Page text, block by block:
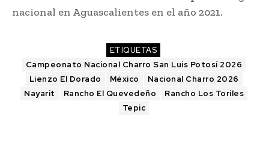
nacional en Aguascalientes en el año 2021.
ETIQUETAS
Campeonato Nacional Charro San Luis Potosí 2026
Lienzo El Dorado
México
Nacional Charro 2026
Nayarit
Rancho El Quevedeño
Rancho Los Toriles
Tepic